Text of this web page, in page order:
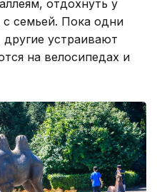
отдохнуть у
семьей. Пока одни
устраивают
на велосипедах и